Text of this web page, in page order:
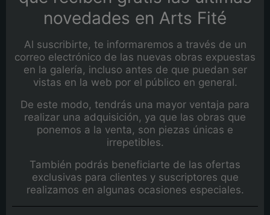
novedades en Arts Fité
Al suscribirte, te informaremos a través de un
correo electrónico de las nuevas obras expuestas
en la galería, incluso antes de que puedan ser
vistas en la web por el público en general.
De este modo, tendrás una mayor ventaja para
realizar una adquisición, ya que las obras que
ponemos a la venta, son piezas únicas e
irrepetibles.
También podrás beneficiarte de las ofertas
exclusivas para clientes y suscriptores que
realizamos en algunas ocasiones especiales.